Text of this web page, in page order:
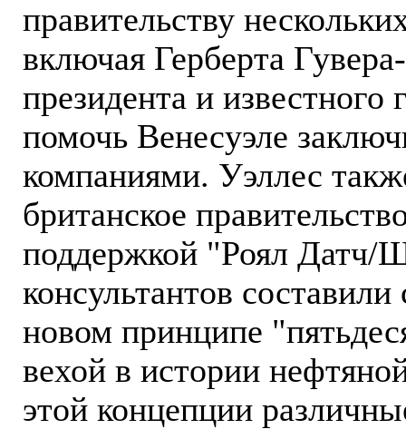
правительству
включая Герберта
президента и
помочь Венесуэле
компаниями. Уэллес
британское
поддержкой "Роял
консультантов
новом принципе
вехой в истории
этой концепции